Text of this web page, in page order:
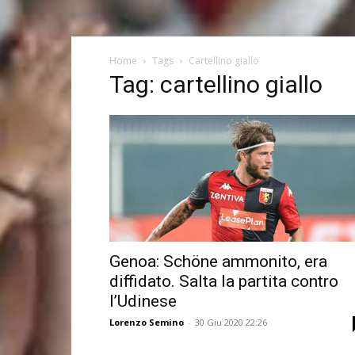
Home Tags Cartellino giallo
Tag: cartellino giallo
Genoa: Schöne ammonito, era
diffidato. Salta la partita contro
l’Udinese
Lorenzo Semino - 30 Giu 2020 22:26